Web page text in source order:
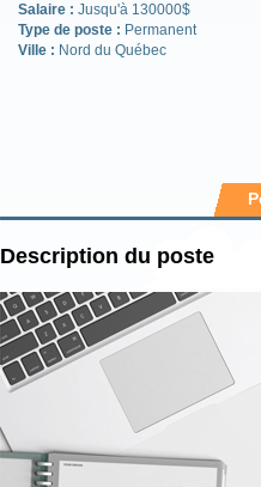
Salaire : Jusqu'à 130000$
Type de poste : Permanent
Ville : Nord du Québec
Description du poste